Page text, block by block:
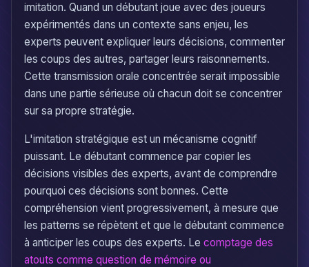
imitation. Quand un débutant joue avec des joueurs
expérimentés dans un contexte sans enjeu, les
experts peuvent expliquer leurs décisions, commenter
les coups des autres, partager leurs raisonnements.
Cette transmission orale concentrée serait impossible
dans une partie sérieuse où chacun doit se concentrer
sur sa propre stratégie.
L'imitation stratégique est un mécanisme cognitif
puissant. Le débutant commence par copier les
décisions visibles des experts, avant de comprendre
pourquoi ces décisions sont bonnes. Cette
compréhension vient progressivement, à mesure que
les patterns se répètent et que le débutant commence
à anticiper les coups des experts. Le comptage des
atouts comme question de mémoire ou